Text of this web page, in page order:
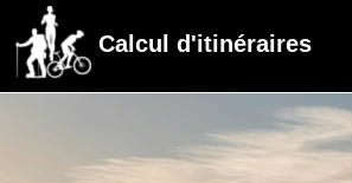
Calcul d'itinéraires